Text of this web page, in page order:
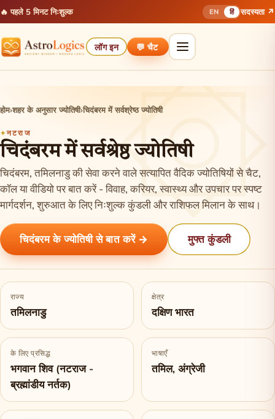
🔥 पहले 5 मिनट निःशुल्क EN हिं सदस्यता ↗
लॉग इन 💬 चैट
होम›शहर के अनुसार ज्योतिषी›चिदंबरम में सर्वश्रेष्ठ ज्योतिषी
नटराज
चिदंबरम में सर्वश्रेष्ठ ज्योतिषी
चिदंबरम, तमिलनाडु की सेवा करने वाले सत्यापित वैदिक ज्योतिषियों से चैट,
कॉल या वीडियो पर बात करें - विवाह, करियर, स्वास्थ्य और उपचार पर स्पष्ट
मार्गदर्शन, शुरुआत के लिए निःशुल्क कुंडली और राशिफल मिलान के साथ।
चिदंबरम के ज्योतिषी से बात करें → मुफ्त कुंडली
राज्य
तमिलनाडु
क्षेत्र
दक्षिण भारत
के लिए प्रसिद्ध
भगवान शिव (नटराज -
ब्रह्मांडीय नर्तक)
भाषाएँ
तमिल, अंग्रेजी